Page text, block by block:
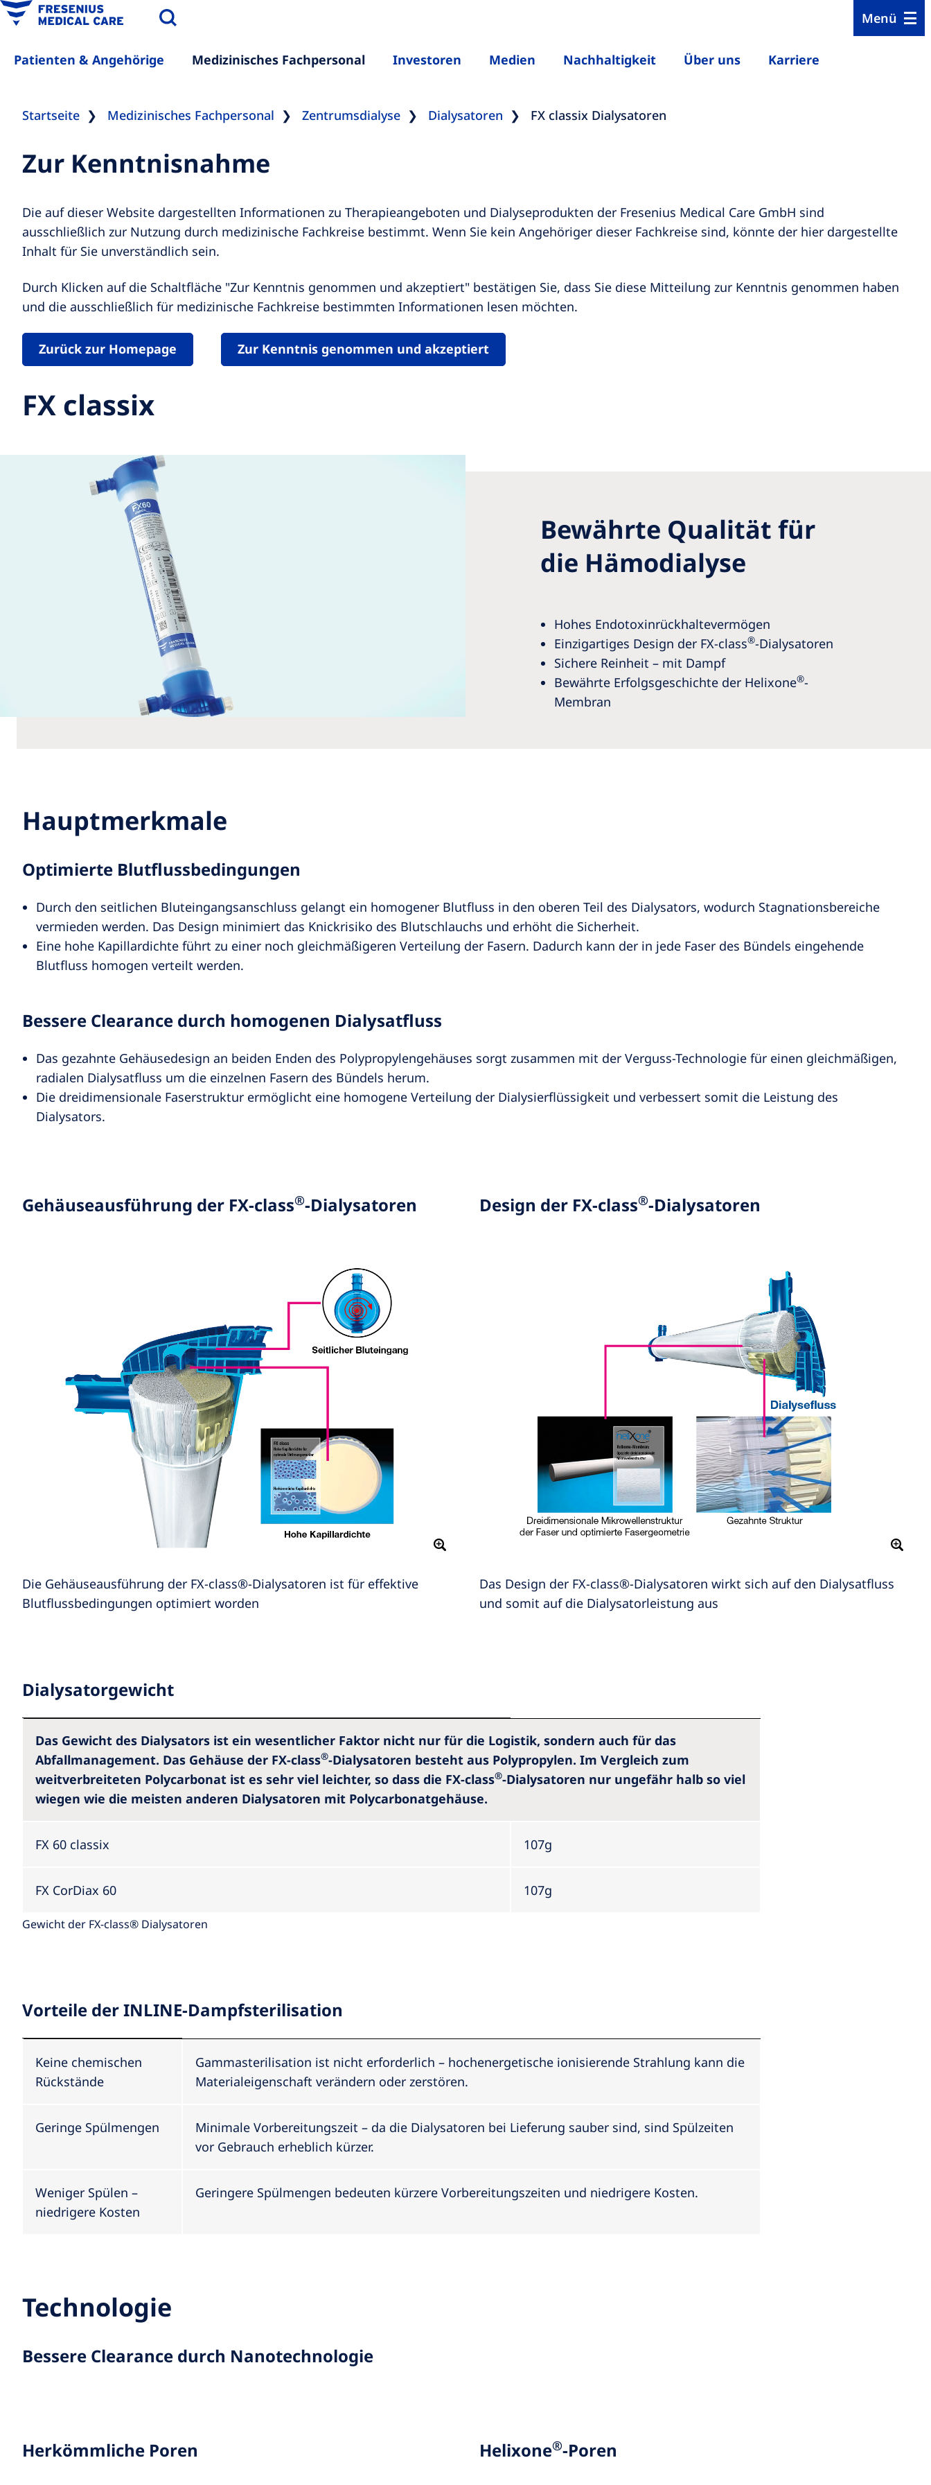
Menü
Patienten & Angehörige Medizinisches Fachpersonal Investoren Medien Nachhaltigkeit Über uns Karriere
Startseite Medizinisches Fachpersonal Zentrumsdialyse Dialysatoren FX classix Dialysatoren
Zur Kenntnisnahme
Die auf dieser Website dargestellten Informationen zu Therapieangeboten und Dialyseprodukten der Fresenius Medical Care GmbH sind
ausschließlich zur Nutzung durch medizinische Fachkreise bestimmt. Wenn Sie kein Angehöriger dieser Fachkreise sind, könnte der hier dargestellte
Inhalt für Sie unverständlich sein.
Durch Klicken auf die Schaltfläche "Zur Kenntnis genommen und akzeptiert" bestätigen Sie, dass Sie diese Mitteilung zur Kenntnis genommen haben
und die ausschließlich für medizinische Fachkreise bestimmten Informationen lesen möchten.
Zurück zur Homepage Zur Kenntnis genommen und akzeptiert
FX classix
Bewährte Qualität für
die Hämodialyse
Hohes Endotoxinrückhaltevermögen
Einzigartiges Design der FX-class®-Dialysatoren
Sichere Reinheit – mit Dampf
Bewährte Erfolgsgeschichte der Helixone®-
Membran
Hauptmerkmale
Optimierte Blutflussbedingungen
Durch den seitlichen Bluteingangsanschluss gelangt ein homogener Blutfluss in den oberen Teil des Dialysators, wodurch Stagnationsbereiche
vermieden werden. Das Design minimiert das Knickrisiko des Blutschlauchs und erhöht die Sicherheit.
Eine hohe Kapillardichte führt zu einer noch gleichmäßigeren Verteilung der Fasern. Dadurch kann der in jede Faser des Bündels eingehende
Blutfluss homogen verteilt werden.
Bessere Clearance durch homogenen Dialysatfluss
Das gezahnte Gehäusedesign an beiden Enden des Polypropylengehäuses sorgt zusammen mit der Verguss-Technologie für einen gleichmäßigen,
radialen Dialysatfluss um die einzelnen Fasern des Bündels herum.
Die dreidimensionale Faserstruktur ermöglicht eine homogene Verteilung der Dialysierflüssigkeit und verbessert somit die Leistung des
Dialysators.
Gehäuseausführung der FX-class®-Dialysatoren
Die Gehäuseausführung der FX-class®-Dialysatoren ist für effektive
Blutflussbedingungen optimiert worden
Design der FX-class®-Dialysatoren
Das Design der FX-class®-Dialysatoren wirkt sich auf den Dialysatfluss
und somit auf die Dialysatorleistung aus
Dialysatorgewicht
Das Gewicht des Dialysators ist ein wesentlicher Faktor nicht nur für die Logistik, sondern auch für das
Abfallmanagement. Das Gehäuse der FX-class®-Dialysatoren besteht aus Polypropylen. Im Vergleich zum
weitverbreiteten Polycarbonat ist es sehr viel leichter, so dass die FX-class®-Dialysatoren nur ungefähr halb so viel
wiegen wie die meisten anderen Dialysatoren mit Polycarbonatgehäuse.
FX 60 classix 107g
FX CorDiax 60 107g
Gewicht der FX-class® Dialysatoren
Vorteile der INLINE-Dampfsterilisation
Keine chemischen
Rückstände
Gammasterilisation ist nicht erforderlich – hochenergetische ionisierende Strahlung kann die
Materialeigenschaft verändern oder zerstören.
Geringe Spülmengen
Minimale Vorbereitungszeit – da die Dialysatoren bei Lieferung sauber sind, sind Spülzeiten
vor Gebrauch erheblich kürzer.
Weniger Spülen –
niedrigere Kosten
Geringere Spülmengen bedeuten kürzere Vorbereitungszeiten und niedrigere Kosten.
Technologie
Bessere Clearance durch Nanotechnologie
Herkömmliche Poren Helixone®-Poren